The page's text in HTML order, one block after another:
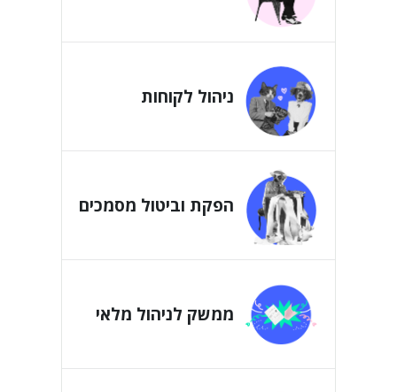
ניהול לקוחות
הפקת וביטול מסמכים
ממשק לניהול מלאי